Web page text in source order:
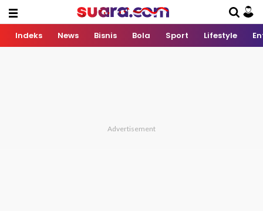
Indeks News Bisnis Bola Sport Lifestyle